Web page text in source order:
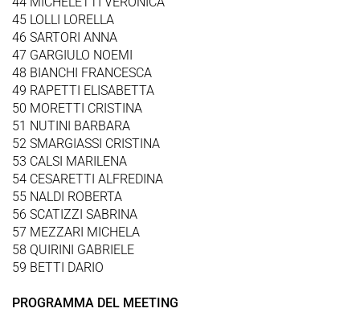
45 LOLLI LORELLA
46 SARTORI ANNA
47 GARGIULO NOEMI
48 BIANCHI FRANCESCA
49 RAPETTI ELISABETTA
50 MORETTI CRISTINA
51 NUTINI BARBARA
52 SMARGIASSI CRISTINA
53 CALSI MARILENA
54 CESARETTI ALFREDINA
55 NALDI ROBERTA
56 SCATIZZI SABRINA
57 MEZZARI MICHELA
58 QUIRINI GABRIELE
59 BETTI DARIO
PROGRAMMA DEL MEETING